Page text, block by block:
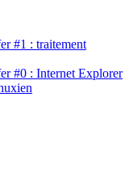
#1 : traitement
#0 : Internet Explorer